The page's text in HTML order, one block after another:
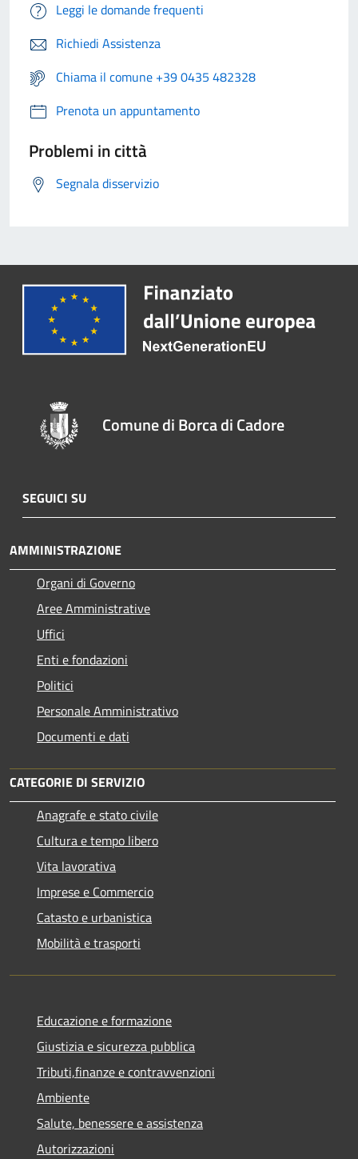
Leggi le domande frequenti
Richiedi Assistenza
Chiama il comune +39 0435 482328
Prenota un appuntamento
Problemi in città
Segnala disservizio
Comune di Borca di Cadore
SEGUICI SU
AMMINISTRAZIONE
Organi di Governo
Aree Amministrative
Uffici
Enti e fondazioni
Politici
Personale Amministrativo
Documenti e dati
CATEGORIE DI SERVIZIO
Anagrafe e stato civile
Cultura e tempo libero
Vita lavorativa
Imprese e Commercio
Catasto e urbanistica
Mobilità e trasporti
Educazione e formazione
Giustizia e sicurezza pubblica
Tributi,finanze e contravvenzioni
Ambiente
Salute, benessere e assistenza
Autorizzazioni